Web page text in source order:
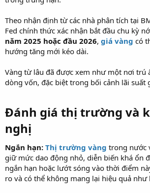
Theo nhận định từ các nhà phân tích tại
Fed chính thức xác nhận bắt đầu chu kỳ
năm 2025 hoặc đầu 2026, giá vàng có
hướng tăng mới kéo dài.
Vàng từ lâu đã được xem như một nơi trú
dòng vốn, đặc biệt trong bối cảnh lãi suất
Đánh giá thị trường và
nghị
Ngắn hạn: Thị trường vàng trong nước
giữ mức dao động nhỏ, diễn biến khá ổn
ngắn hạn hoặc lướt sóng vào thời điểm
ro và có thể không mang lại hiệu quả như